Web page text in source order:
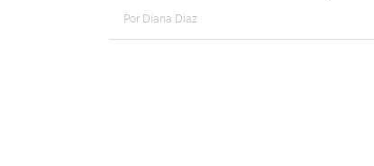
Por Diana Diaz